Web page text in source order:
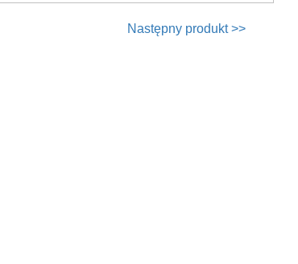
Następny produkt >>